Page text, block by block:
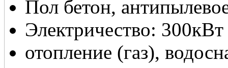
Пол бетон,
Электричество: 300кВт
отопление (газ),